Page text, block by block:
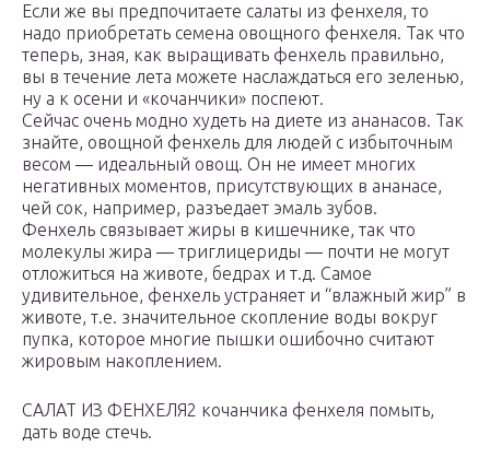
Если же вы предпочитаете салаты из фенхеля, то
надо приобретать семена овощного фенхеля. Так что
теперь, зная, как выращивать фенхель правильно,
вы в течение лета можете наслаждаться его зеленью,
ну а к осени и «кочанчики» поспеют.
Сейчас очень модно худеть на диете из ананасов. Так
знайте, овощной фенхель для людей с избыточным
весом — идеальный овощ. Он не имеет многих
негативных моментов, присутствующих в ананасе,
чей сок, например, разъедает эмаль зубов.
Фенхель связывает жиры в кишечнике, так что
молекулы жира — триглицериды — почти не могут
отложиться на животе, бедрах и т.д. Самое
удивительное, фенхель устраняет и “влажный жир” в
животе, т.е. значительное скопление воды вокруг
пупка, которое многие пышки ошибочно считают
жировым накоплением.
САЛАТ ИЗ ФЕНХЕЛЯ2 кочанчика фенхеля помыть,
дать воде стечь.